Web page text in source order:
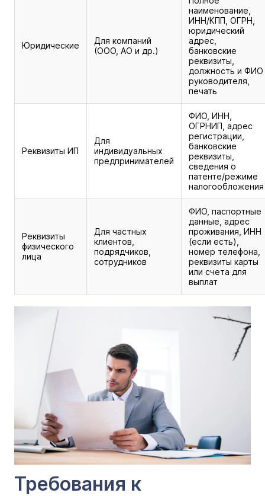
Юридические
Для компаний
(ООО, АО и др.)
наименование,
ИНН/КПП, ОГРН,
юридический
адрес,
банковские
реквизиты,
должность и ФИО
руководителя,
печать
Реквизиты ИП
Для
индивидуальных
предпринимателей
ФИО, ИНН,
ОГРНИП, адрес
регистрации,
банковские
реквизиты,
сведения о
патенте/режиме
налогообложения
Реквизиты
физического
лица
Для частных
клиентов,
подрядчиков,
сотрудников
ФИО, паспортные
данные, адрес
проживания, ИНН
(если есть),
номер телефона,
реквизиты карты
или счета для
выплат
Требования к